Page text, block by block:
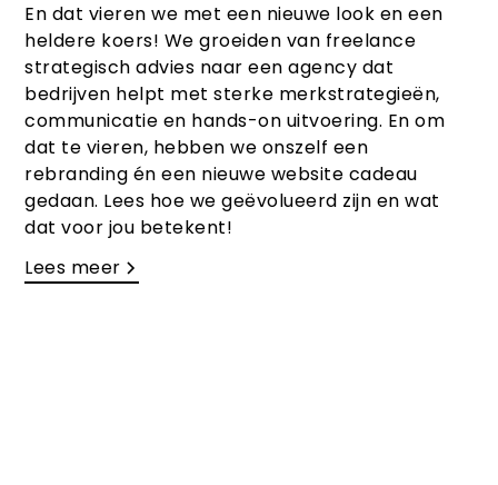
En dat vieren we met een nieuwe look en een
heldere koers! We groeiden van freelance
strategisch advies naar een agency dat
bedrijven helpt met sterke merkstrategieën,
communicatie en hands-on uitvoering. En om
dat te vieren, hebben we onszelf een
rebranding én een nieuwe website cadeau
gedaan. Lees hoe we geëvolueerd zijn en wat
dat voor jou betekent!
Lees meer